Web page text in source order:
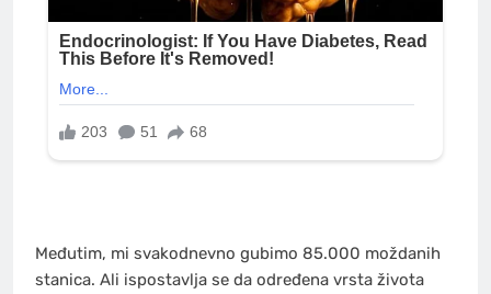
Međutim, mi svakodnevno gubimo 85.000 moždanih
stanica. Ali ispostavlja se da određena vrsta života